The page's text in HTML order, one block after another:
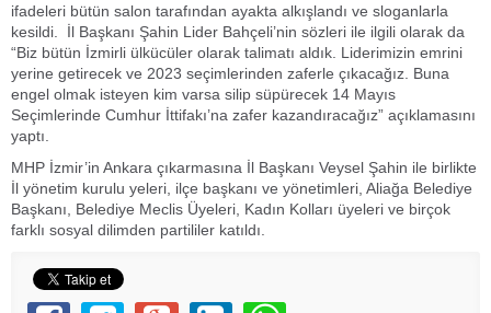
ifadeleri bütün salon tarafından ayakta alkışlandı ve sloganlarla
kesildi. İl Başkanı Şahin Lider Bahçeli’nin sözleri ile ilgili olarak da
“Biz bütün İzmirli ülkücüler olarak talimatı aldık. Liderimizin emrini
yerine getirecek ve 2023 seçimlerinden zaferle çıkacağız. Buna
engel olmak isteyen kim varsa silip süpürecek 14 Mayıs
Seçimlerinde Cumhur İttifakı’na zafer kazandıracağız” açıklamasını
yaptı.
MHP İzmir’in Ankara çıkarmasına İl Başkanı Veysel Şahin ile birlikte
İl yönetim kurulu yeleri, ilçe başkanı ve yönetimleri, Aliağa Belediye
Başkanı, Belediye Meclis Üyeleri, Kadın Kolları üyeleri ve birçok
farklı sosyal dilimden partililer katıldı.